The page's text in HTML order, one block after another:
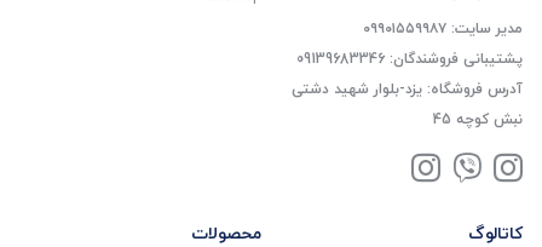
مدیر سایت: ۰۹۹۰۱۵۵۹۹۸۷
پشتیبانی فروشندگان: 09139683346
آدرس فروشگاه: یزد-بلوار شهید دشتی
نبش کوچه 45
کاتالوگ محصولات